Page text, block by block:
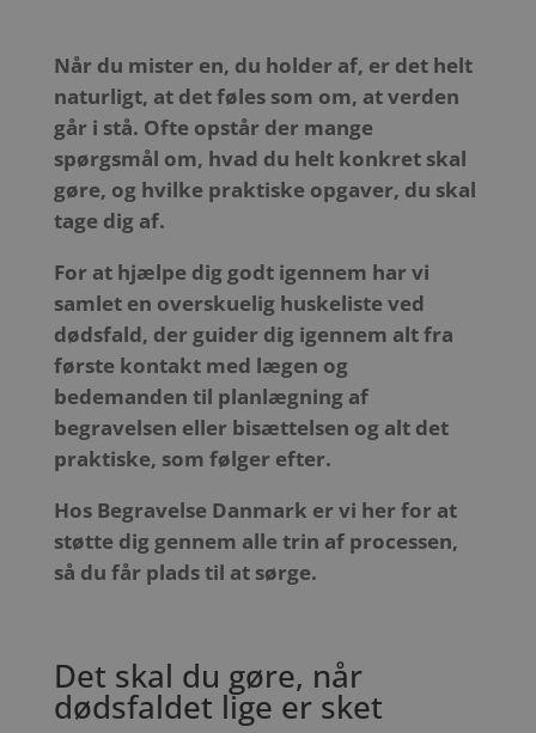
Når du mister en, du holder af, er det helt
naturligt, at det føles som om, at verden
går i stå. Ofte opstår der mange
spørgsmål om, hvad du helt konkret skal
gøre, og hvilke praktiske opgaver, du skal
tage dig af.
For at hjælpe dig godt igennem har vi
samlet en overskuelig huskeliste ved
dødsfald, der guider dig igennem alt fra
første kontakt med lægen og
bedemanden til planlægning af
begravelsen eller bisættelsen og alt det
praktiske, som følger efter.
Hos Begravelse Danmark er vi her for at
støtte dig gennem alle trin af processen,
så du får plads til at sørge.
Det skal du gøre, når
dødsfaldet lige er sket